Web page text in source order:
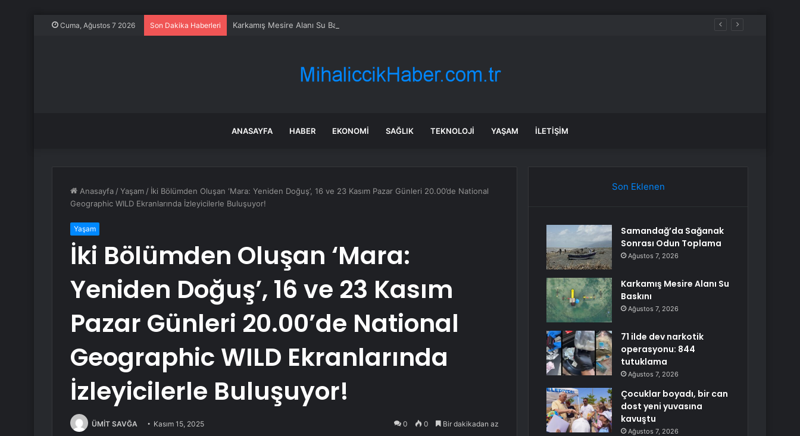
Cuma, Ağustos 7 2026 Son Dakika Haberleri Karkamış Mesire Alanı Su Baskını
ANASAYFA HABER EKONOMI SAĞLIK TEKNOLOJI YAŞAM İLETIŞIM
Anasayfa /Yaşam / İki Bölümden Oluşan ‘Mara: Yeniden Doğuş’, 16 ve 23 Kasım Pazar Günleri 20.00’de National
Geographic WILD Ekranlarında İzleyicilerle Buluşuyor!
Yaşam
İki Bölümden Oluşan ‘Mara:
Yeniden Doğuş’, 16 ve 23 Kasım
Pazar Günleri 20.00’de National
Geographic WILD Ekranlarında
İzleyicilerle Buluşuyor!
ÜMİT SAVĞA Kasım 15, 2025 0 0 Bir dakikadan az
Son Eklenen
Samandağ’da Sağanak
Sonrası Odun Toplama
Ağustos 7, 2026
Karkamış Mesire Alanı Su
Baskını
Ağustos 7, 2026
71 ilde dev narkotik
operasyonu: 844
tutuklama
Ağustos 7, 2026
Çocuklar boyadı, bir can
dost yeni yuvasına
kavuştu
Ağustos 7, 2026